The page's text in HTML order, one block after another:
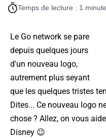
Temps de lecture : 1 minute
Le Go network se pare
depuis quelques jours
d'un nouveau logo,
autrement plus seyant
que les quelques tristes
Dites... Ce nouveau logo
chose ? Allez, on vous
Disney 😉